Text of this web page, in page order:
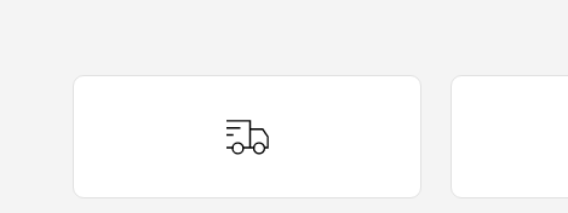
Ürün bilgilerinde hatalar bulunuyor.
Bu ürüne benzer farklı alternatifler olmalı.